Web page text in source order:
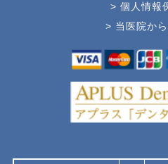
> 個人情報
> 当医院か